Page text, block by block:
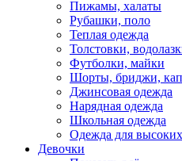
Пижамы, халаты
Рубашки, поло
Теплая одежда
Толстовки,
Футболки, майки
Шорты, бриджи,
Джинсовая одежда
Нарядная одежда
Школьная одежда
Одежда для высоких
Девочки